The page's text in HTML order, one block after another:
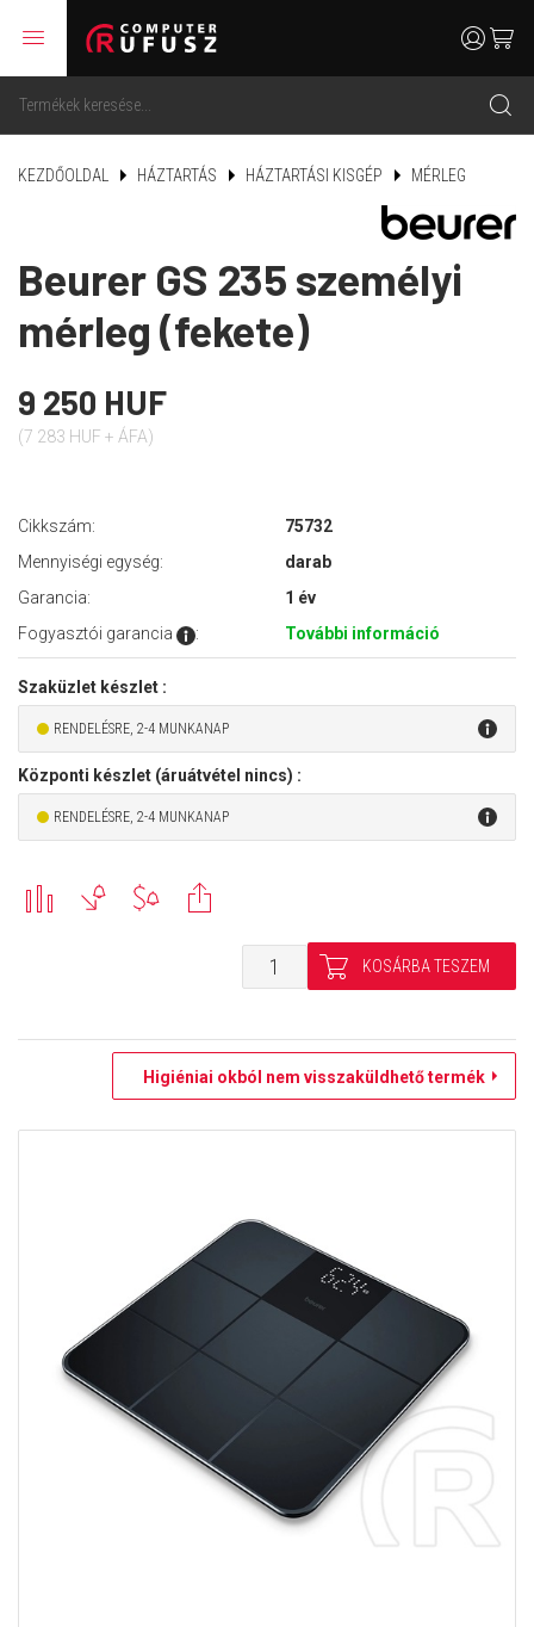
menu
search
usercart
KEZDŐOLDAL HÁZTARTÁS HÁZTARTÁSI KISGÉP MÉRLEG
Beurer GS 235 személyi
mérleg (fekete)
9 250 HUF
(7 283 HUF + ÁFA)
Cikkszám:
75732
Mennyiségi egység:
darab
Garancia:
1 év
Fogyasztói garancia
: További információ
Szaküzlet készlet :
RENDELÉSRE, 2-4 MUNKANAP
Központi készlet (áruátvétel nincs) :
RENDELÉSRE, 2-4 MUNKANAP
Higiéniai okból nem visszaküldhető termék